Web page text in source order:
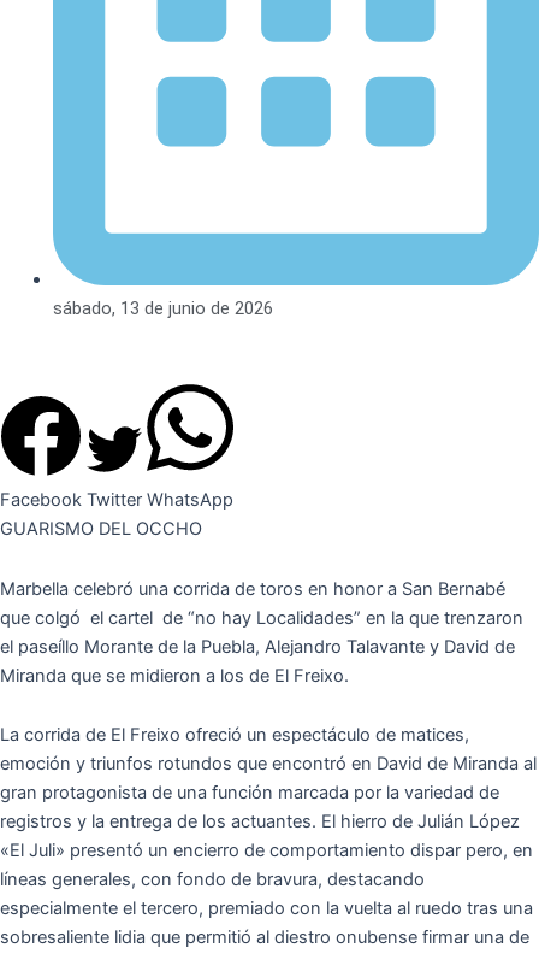
sábado, 13 de junio de 2026
Facebook Twitter WhatsApp
GUARISMO DEL OCCHO
Marbella celebró una corrida de toros en honor a San Bernabé
que colgó el cartel de “no hay Localidades” en la que trenzaron
el paseíllo Morante de la Puebla, Alejandro Talavante y David de
Miranda que se midieron a los de El Freixo.
La corrida de El Freixo ofreció un espectáculo de matices,
emoción y triunfos rotundos que encontró en David de Miranda al
gran protagonista de una función marcada por la variedad de
registros y la entrega de los actuantes. El hierro de Julián López
«El Juli» presentó un encierro de comportamiento dispar pero, en
líneas generales, con fondo de bravura, destacando
especialmente el tercero, premiado con la vuelta al ruedo tras una
sobresaliente lidia que permitió al diestro onubense firmar una de